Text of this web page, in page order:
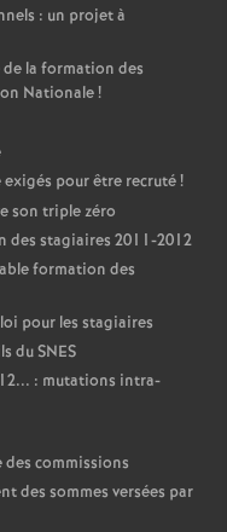
: un projet à
la formation des
Nationale!
pour être recruté!
son triple zéro
des stagiaires 2011-2012
formation des
pour les stagiaires
duSNES
: mutations intra-
commissions
des sommes versées par